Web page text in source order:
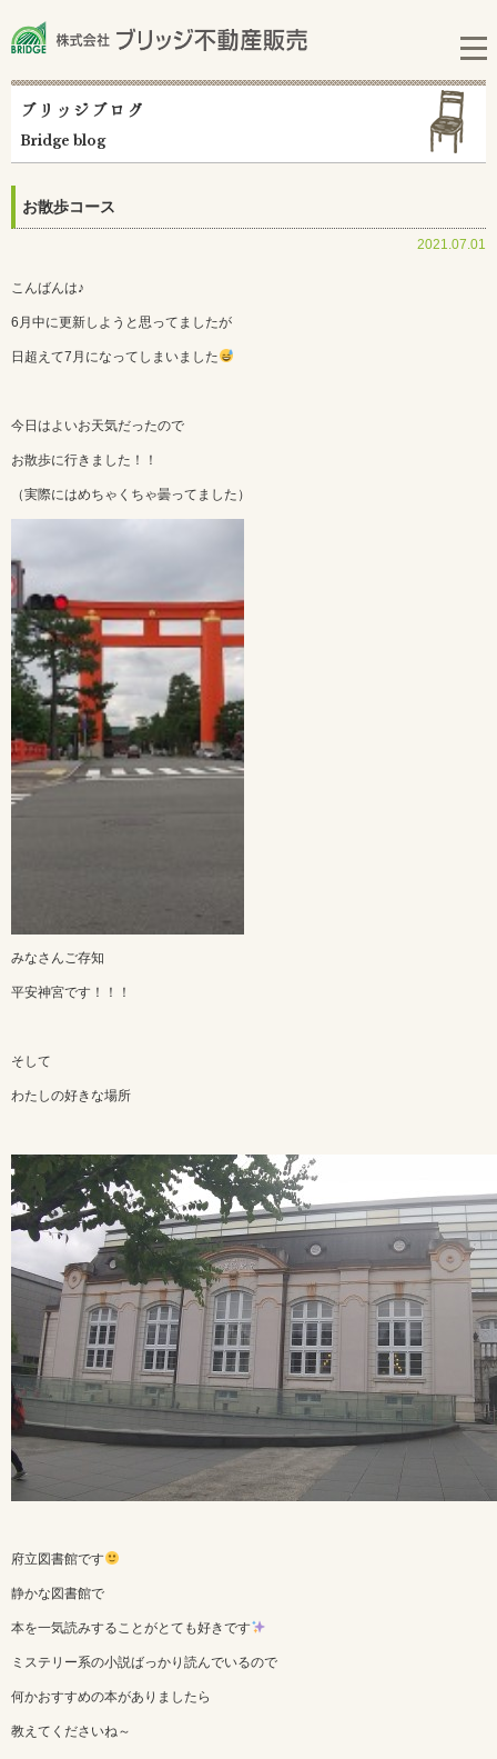
ブリッジブログ
Bridge blog
お散歩コース
2021.07.01
こんばんは♪
6月中に更新しようと思ってましたが
日超えて7月になってしまいました
今日はよいお天気だったので
お散歩に行きました！！
（実際にはめちゃくちゃ曇ってました）
みなさんご存知
平安神宮です！！！
そして
わたしの好きな場所
府立図書館です
静かな図書館で
本を一気読みすることがとても好きです
ミステリー系の小説ばっかり読んでいるので
何かおすすめの本がありましたら
教えてくださいね～